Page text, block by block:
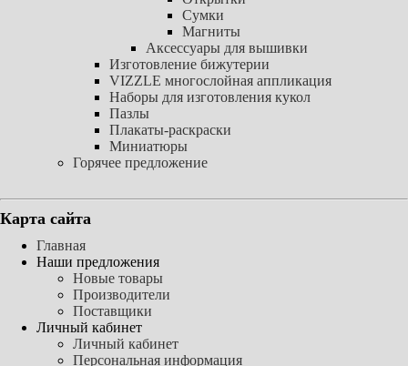
Сумки
Магниты
Аксессуары для вышивки
Изготовление бижутерии
VIZZLE многослойная аппликация
Наборы для изготовления кукол
Пазлы
Плакаты-раскраски
Миниатюры
Горячее предложение
Карта сайта
Главная
Наши предложения
Новые товары
Производители
Поставщики
Личный кабинет
Личный кабинет
Персональная информация